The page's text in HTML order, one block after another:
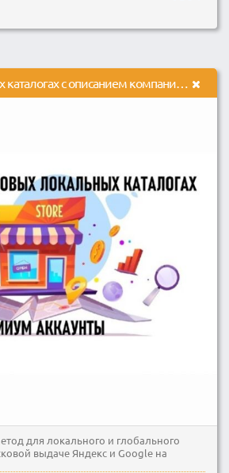
Ссылки в локальных каталогах с описанием компании и соцсетями
для локального и глобального
выдаче Яндекс и Google на